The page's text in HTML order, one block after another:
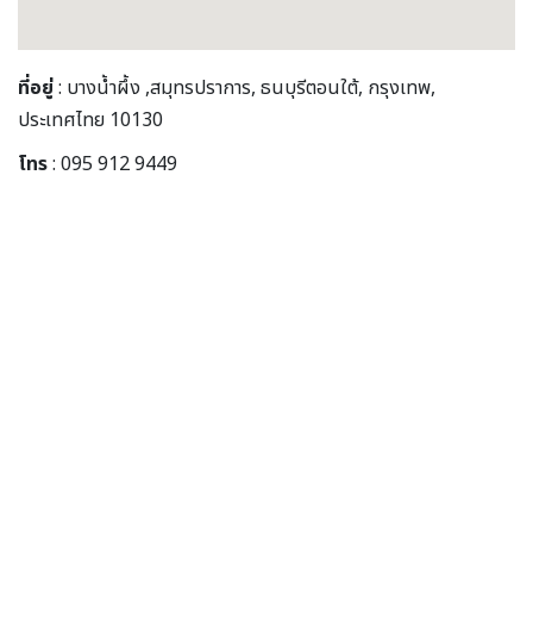
ที่อยู่: บางน้ำผึ้ง ,สมุทรปราการ, ธนบุรีตอนใต้, กรุงเทพ,
ประเทศไทย 10130
โทร: 095 912 9449